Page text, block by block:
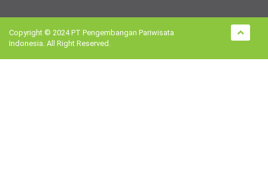
Copyright © 2024 PT Pengembangan Pariwisata
Indonesia. All Right Reserved.